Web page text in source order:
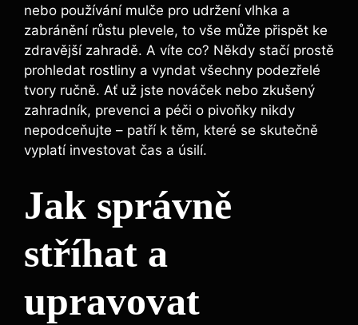
nebo používání mulče pro ⁢udržení vlhka a
zabránění růstu plevele,⁢ to vše může ‌přispět ke
zdravější zahradě. A víte co? Někdy stačí prostě
prohledat‌ rostliny a vyndat všechny podezřelé
tvory ručně. Ať už jste​ nováček nebo zkušený
zahradník, prevenci a péči o pivoňky nikdy
nepodceňujte – patří k těm, ‍které se skutečně
vyplatí investovat⁣ čas a úsilí.
Jak správně
‌stříhat a
upravovat